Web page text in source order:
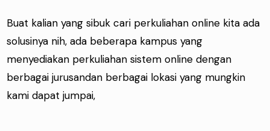
Buat kalian yang sibuk cari perkuliahan online kita ada
solusinya nih, ada beberapa kampus yang
menyediakan perkuliahan sistem online dengan
berbagai jurusandan berbagai lokasi yang mungkin
kami dapat jumpai,